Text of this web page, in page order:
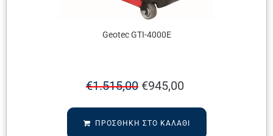
Geotec GTI-4000E
€1.515,00 €945,00
ΠΡΟΣΘΉΚΗ ΣΤΟ ΚΑΛΆΘΙ